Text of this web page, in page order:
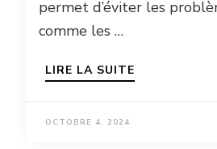
permet d’éviter les
comme les …
LIRE LA SUITE
OCTOBRE 4, 2024